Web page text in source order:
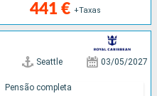
441 € +Taxas
Seattle 03/05/2027
Pensão completa